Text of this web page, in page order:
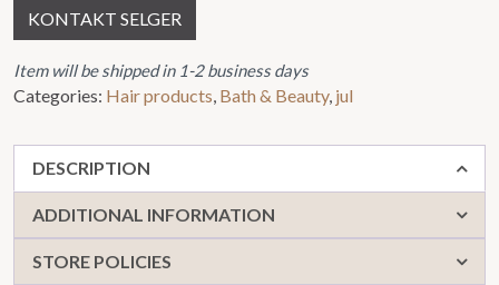
KONTAKT SELGER
Item will be shipped in 1-2 business days
Categories: Hair products Bath & Beauty, jul
DESCRIPTION
ADDITIONAL INFORMATION
STORE POLICIES